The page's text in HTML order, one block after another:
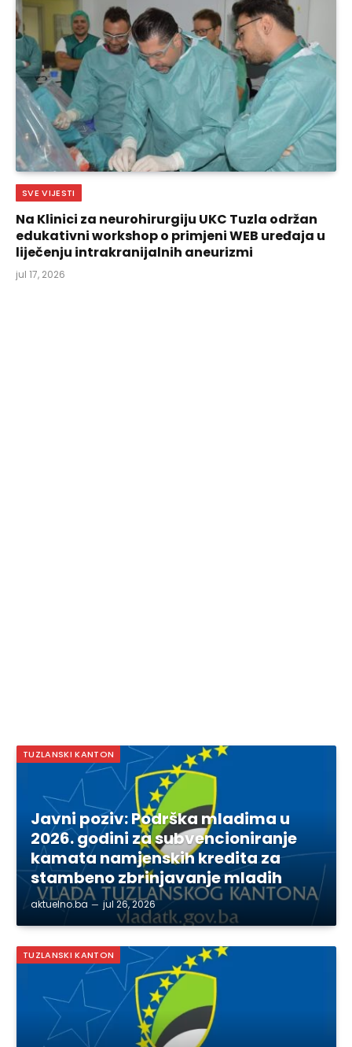
SVE VIJESTI
Na Klinici za neurohirurgiju UKC Tuzla održan
edukativni workshop o primjeni WEB uređaja u
liječenju intrakranijalnih aneurizmi
jul 17, 2026
TUZLANSKI KANTON
Javni poziv: Podrška mladima u
2026. godini za subvencioniranje
kamata namjenskih kredita za
stambeno zbrinjavanje mladih
aktuelno.ba jul 26, 2026
TUZLANSKI KANTON